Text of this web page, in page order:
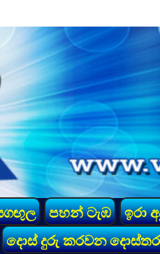
පහන් ටැඹ
ඉරා
දොස් දුරු කරවන